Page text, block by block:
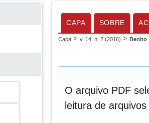
CAPA SOBRE
Capa > v. 14, n. 2 (2016) > Benito
O arquivo PDF
leitura de